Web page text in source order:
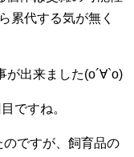
累代する気が無く
が出来ました(о´∀`о)
ですね。
ですが、飼育品の